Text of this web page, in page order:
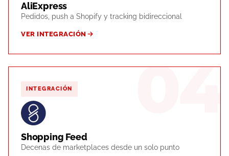
AliExpress
Pedidos, push a Shopify y tracking bidireccional
VER INTEGRACIÓN
04
INTEGRACIÓN
Shopping Feed
Decenas de marketplaces desde un solo punto